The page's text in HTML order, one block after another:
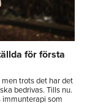
för första
trots det har det
bedrivas. Tills nu.
immunterapi som